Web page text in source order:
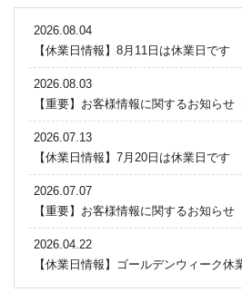
2026.08.04
【休業日情報】8月11日は休業日です
2026.08.03
【重要】お客様情報に関するお知らせ
2026.07.13
【休業日情報】7月20日は休業日です
2026.07.07
【重要】お客様情報に関するお知らせ
2026.04.22
【休業日情報】ゴールデンウィーク休